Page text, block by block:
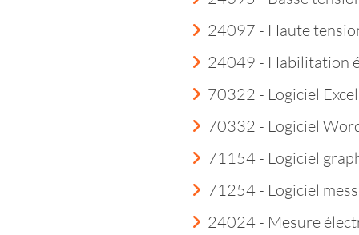
24097 - Haute
24049 - Habilitation
70322 - Logiciel Excel
70332 - Logiciel
71154 - Logiciel
71254 - Logiciel
24024 - Mesure